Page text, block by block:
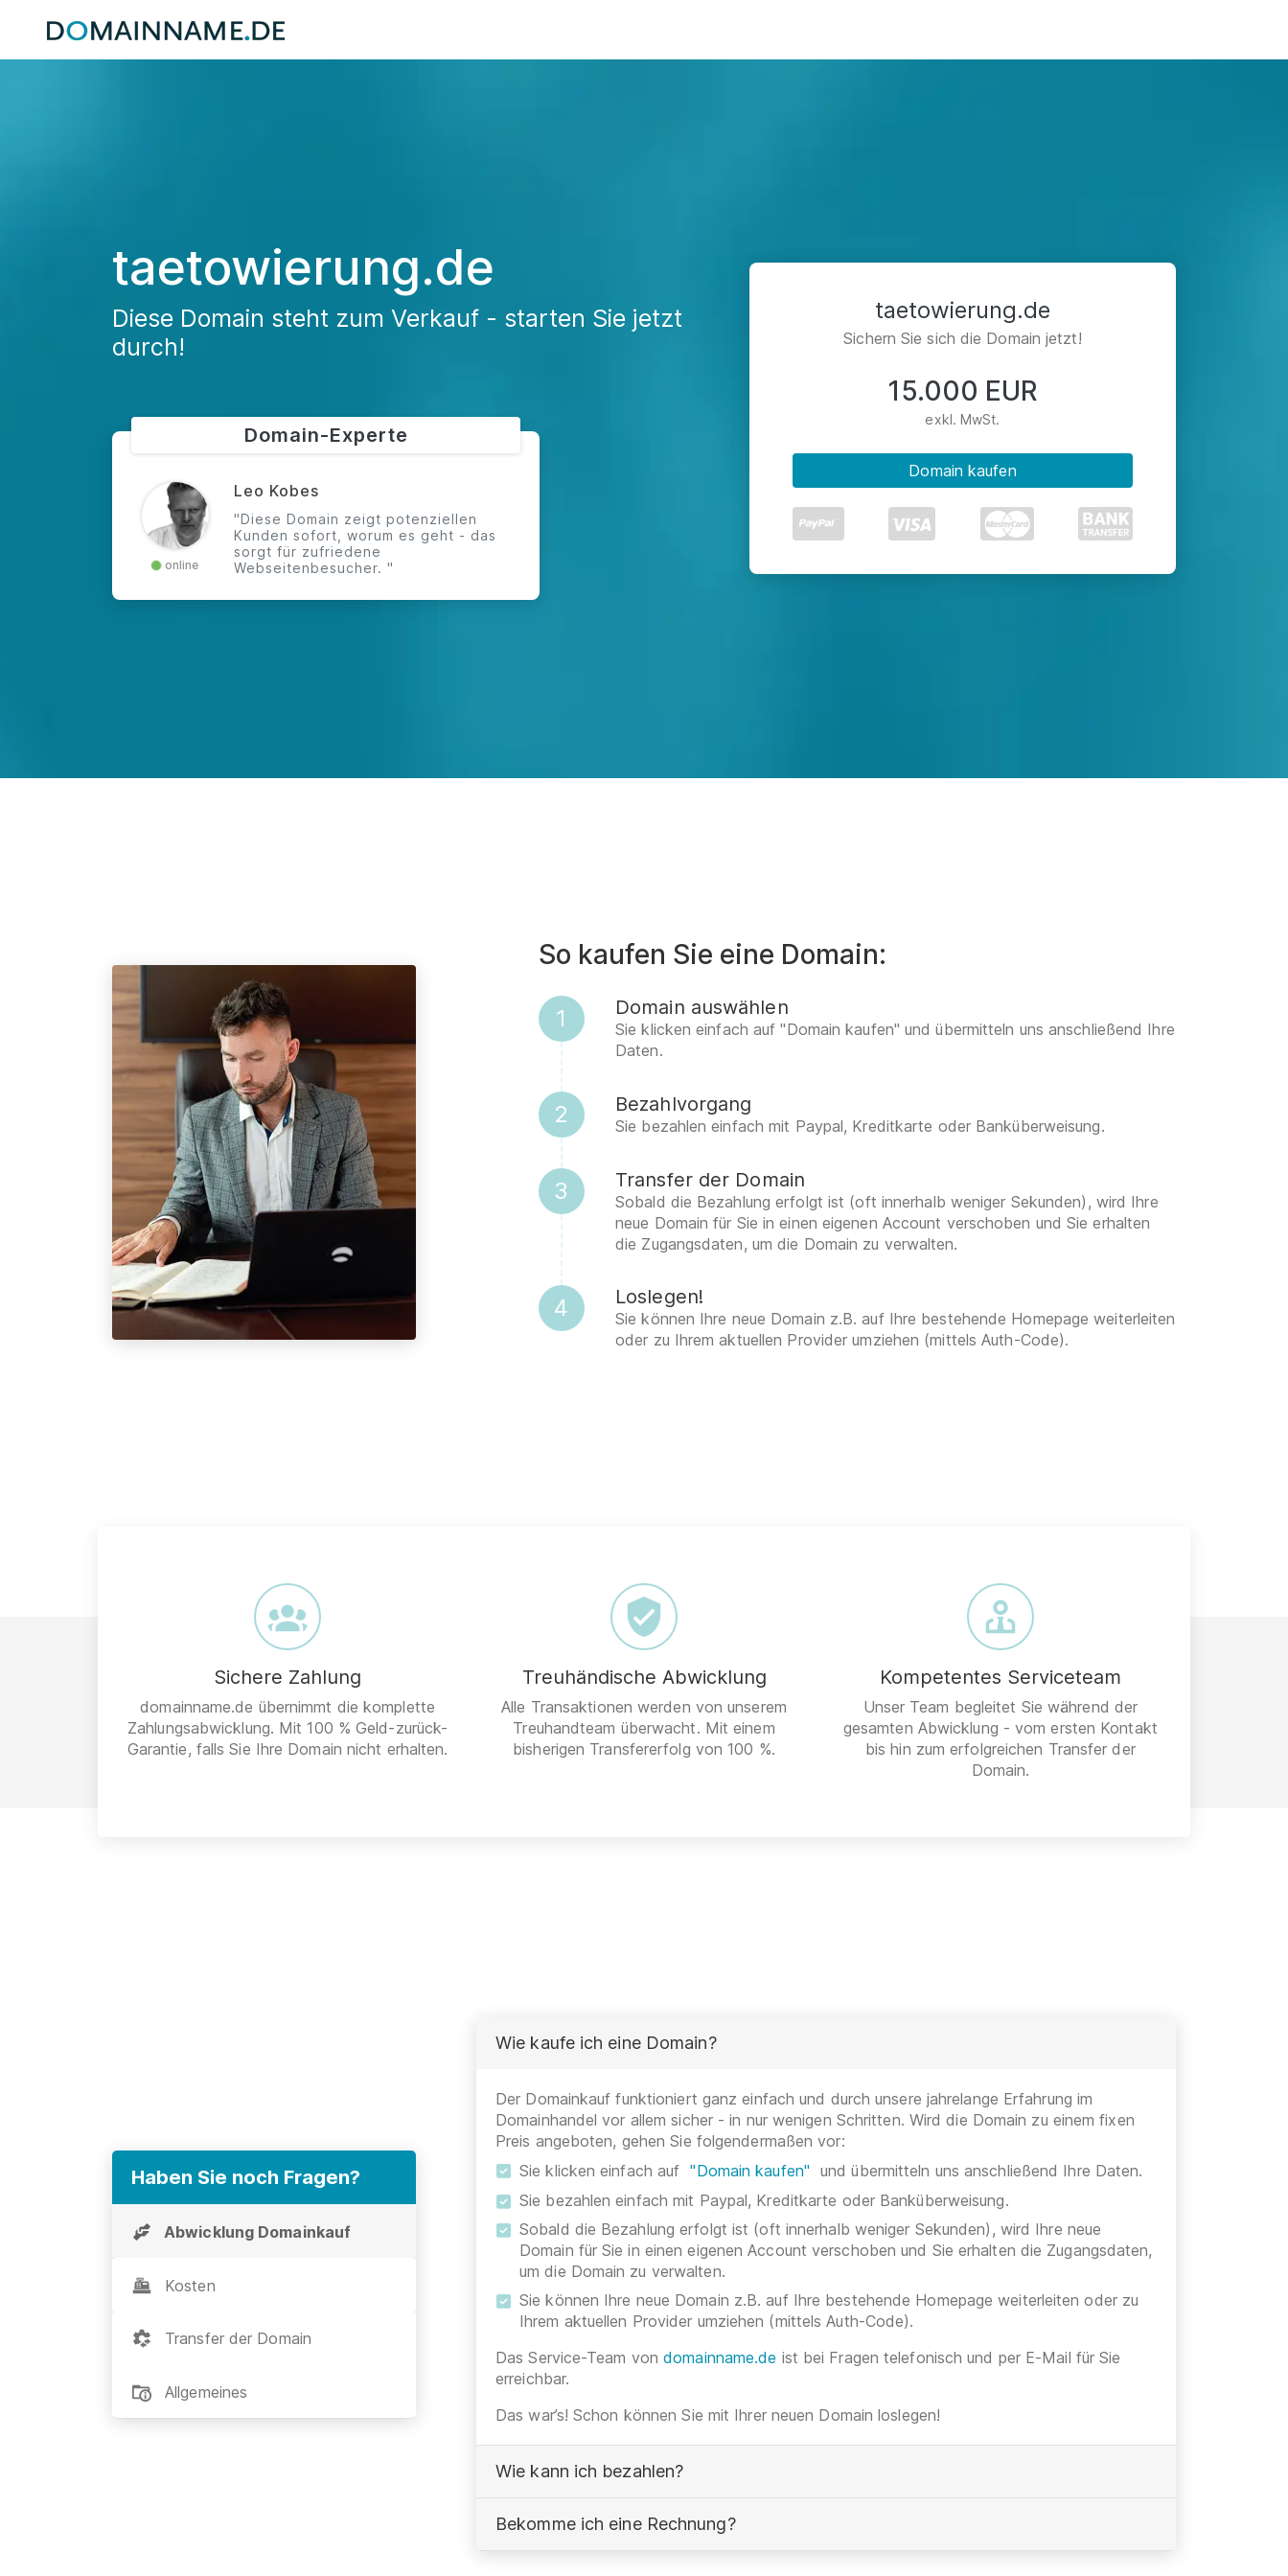
taetowierung.de
Diese Domain steht zum Verkauf - starten Sie jetzt
durch!
Domain-Experte
online
Leo Kobes
"Diese Domain zeigt potenziellen
Kunden sofort, worum es geht - das
sorgt für zufriedene
Webseitenbesucher. "
taetowierung.de
Sichern Sie sich die Domain jetzt!
15.000 EUR
exkl. MwSt.
Domain kaufen
So kaufen Sie eine Domain:
1 Domain auswählen
Sie klicken einfach auf "Domain kaufen" und übermitteln uns anschließend Ihre
Daten.
2 Bezahlvorgang
Sie bezahlen einfach mit Paypal, Kreditkarte oder Banküberweisung.
3 Transfer der Domain
Sobald die Bezahlung erfolgt ist (oft innerhalb weniger Sekunden), wird Ihre
neue Domain für Sie in einen eigenen Account verschoben und Sie erhalten
die Zugangsdaten, um die Domain zu verwalten.
4 Loslegen!
Sie können Ihre neue Domain z.B. auf Ihre bestehende Homepage weiterleiten
oder zu Ihrem aktuellen Provider umziehen (mittels Auth-Code).
Sichere Zahlung
domainname.de übernimmt die komplette
Zahlungsabwicklung. Mit 100 % Geld-zurück-
Garantie, falls Sie Ihre Domain nicht erhalten.
Treuhändische Abwicklung
Alle Transaktionen werden von unserem
Treuhandteam überwacht. Mit einem
bisherigen Transfererfolg von 100 %.
Kompetentes Serviceteam
Unser Team begleitet Sie während der
gesamten Abwicklung - vom ersten Kontakt
bis hin zum erfolgreichen Transfer der
Domain.
Haben Sie noch Fragen?
Abwicklung Domainkauf
Kosten
Transfer der Domain
Allgemeines
Wie kaufe ich eine Domain?
Der Domainkauf funktioniert ganz einfach und durch unsere jahrelange Erfahrung im
Domainhandel vor allem sicher - in nur wenigen Schritten. Wird die Domain zu einem fixen
Preis angeboten, gehen Sie folgendermaßen vor:
Sie klicken einfach auf "Domain kaufen" und übermitteln uns anschließend Ihre Daten.
Sie bezahlen einfach mit Paypal, Kreditkarte oder Banküberweisung.
Sobald die Bezahlung erfolgt ist (oft innerhalb weniger Sekunden), wird Ihre neue
Domain für Sie in einen eigenen Account verschoben und Sie erhalten die Zugangsdaten,
um die Domain zu verwalten.
Sie können Ihre neue Domain z.B. auf Ihre bestehende Homepage weiterleiten oder zu
Ihrem aktuellen Provider umziehen (mittels Auth-Code).
Das Service-Team vondomainname.de ist bei Fragen telefonisch und per E-Mail für Sie
erreichbar.
Das war’s! Schon können Sie mit Ihrer neuen Domain loslegen!
Wie kann ich bezahlen?
Bekomme ich eine Rechnung?